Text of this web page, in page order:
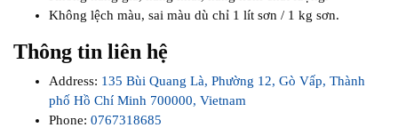
Không lệch màu, sai màu dù chỉ 1 lít sơn / 1 kg sơn.
Thông tin liên hệ
Address: 135 Bùi Quang Là, Phường 12, Gò Vấp, Thành
phố Hồ Chí Minh 700000, Vietnam
Phone: 0767318685